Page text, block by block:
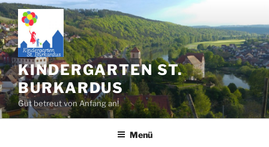
Zum
Inhalt
springen
KINDERGARTEN ST.
BURKARDUS
Gut betreut von Anfang an!
Menü